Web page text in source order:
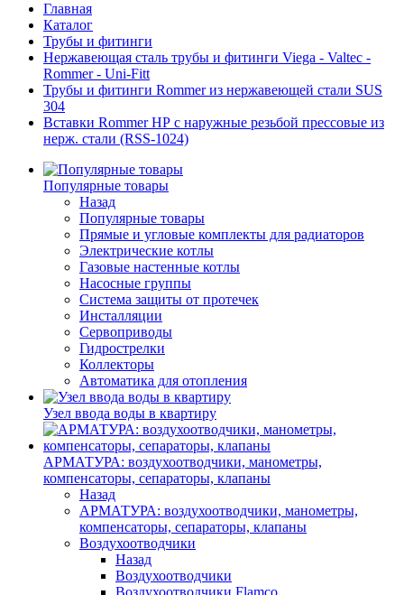
Главная
Каталог
Трубы и фитинги
Нержавеющая сталь трубы и фитинги Viega - Valtec -
Rommer - Uni-Fitt
Трубы и фитинги Rommer из нержавеющей стали SUS
304
Вставки Rommer НР с наружные резьбой прессовые из
нерж. стали (RSS-1024)
Популярные товары
Назад
Популярные товары
Прямые и угловые комплекты для радиаторов
Электрические котлы
Газовые настенные котлы
Насосные группы
Система защиты от протечек
Инсталляции
Сервоприводы
Гидрострелки
Коллекторы
Автоматика для отопления
Узел ввода воды в квартиру
АРМАТУРА: воздухоотводчики, манометры,
компенсаторы, сепараторы, клапаны
Назад
АРМАТУРА: воздухоотводчики, манометры,
компенсаторы, сепараторы, клапаны
Воздухоотводчики
Назад
Воздухоотводчики
Воздухоотводчики Flamco